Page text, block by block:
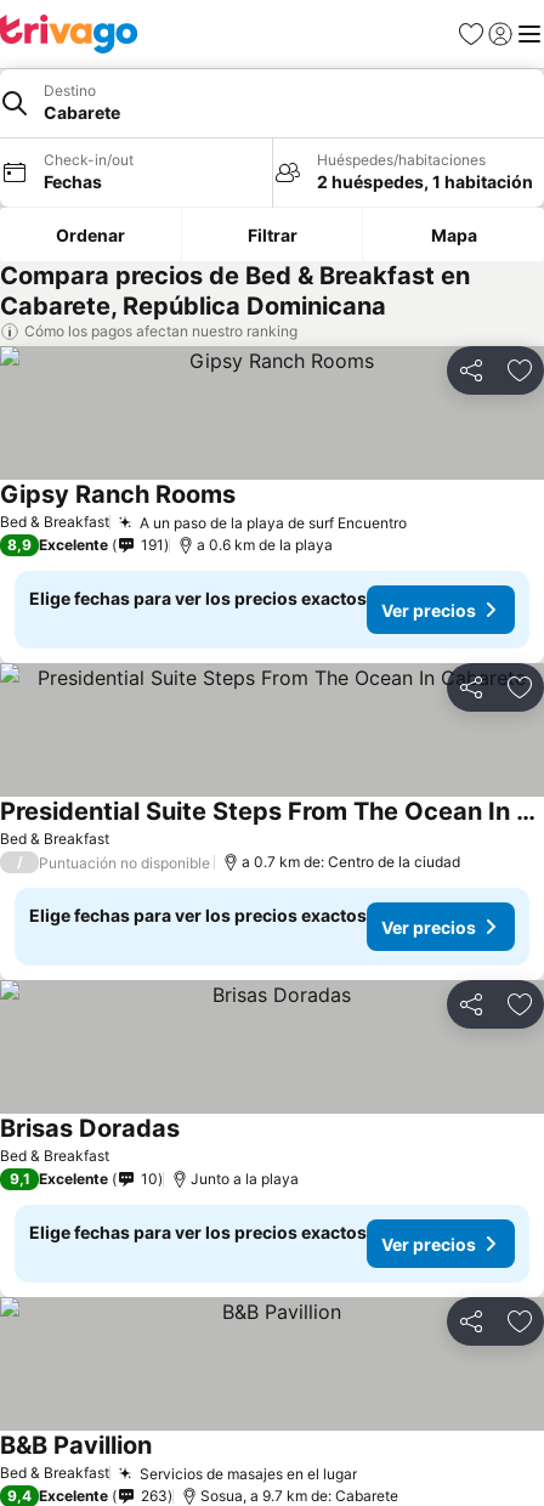
Favoritos
Iniciar
Destino
Cabarete
Check-in/out
Fechas
Huéspedes/habitaciones
2 huéspedes, 1 habitación
Ordenar Filtrar Mapa
Compara precios de Bed & Breakfast en
Cabarete, República Dominicana
Cómo los pagos afectan nuestro ranking
Compartir
Bed & Breakfast A un paso de la playa de surf EncuentroVer precios
Gipsy Ranch RoomsVer precios
8,9 Excelente 191 a 0.6 km de la playa
Elige fechas para ver los precios exactos
Ver precios
Compartir
Bed & Breakfast
Presidential Suite Steps From The Ocean In Cabarete
Ver precios
/ Puntuación no disponible a 0.7 km de: Centro de la ciudad
Elige fechas para ver los precios exactos
Ver precios
Compartir
Bed & Breakfast
Brisas DoradasVer precios
9,1 Excelente 10 Junto a la playa
Elige fechas para ver los precios exactos
Ver precios
Compartir
Bed & Breakfast Servicios de masajes en el lugarVer precios
B&B PavillionVer precios
9,4 Excelente 263 Sosua, a 9.7 km de: Cabarete